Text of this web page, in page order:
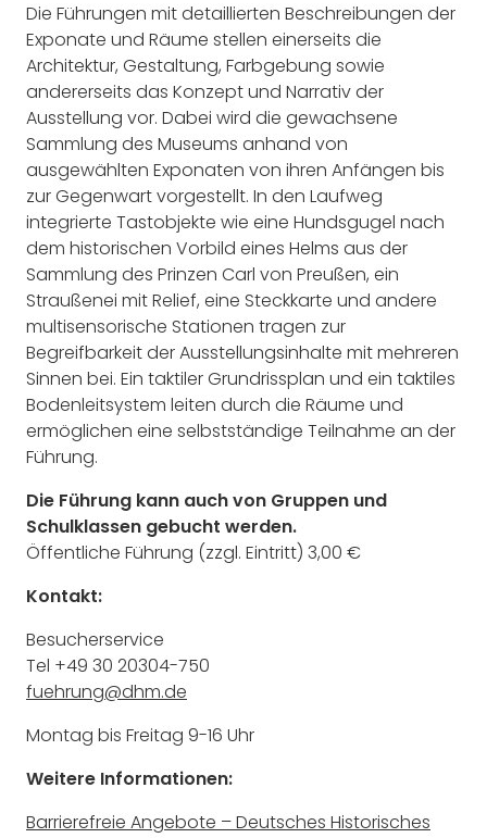
Die Führungen mit detaillierten Beschreibungen der
Exponate und Räume stellen einerseits die
Architektur, Gestaltung, Farbgebung sowie
andererseits das Konzept und Narrativ der
Ausstellung vor. Dabei wird die gewachsene
Sammlung des Museums anhand von
ausgewählten Exponaten von ihren Anfängen bis
zur Gegenwart vorgestellt. In den Laufweg
integrierte Tastobjekte wie eine Hundsgugel nach
dem historischen Vorbild eines Helms aus der
Sammlung des Prinzen Carl von Preußen, ein
Straußenei mit Relief, eine Steckkarte und andere
multisensorische Stationen tragen zur
Begreifbarkeit der Ausstellungsinhalte mit mehreren
Sinnen bei. Ein taktiler Grundrissplan und ein taktiles
Bodenleitsystem leiten durch die Räume und
ermöglichen eine selbstständige Teilnahme an der
Führung.
Die Führung kann auch von Gruppen und
Schulklassen gebucht werden.
Öffentliche Führung (zzgl. Eintritt) 3,00 €
Kontakt:
Besucherservice
Tel +49 30 20304-750
fuehrung@dhm.de
Montag bis Freitag 9-16 Uhr
Weitere Informationen:
Barrierefreie Angebote – Deutsches Historisches